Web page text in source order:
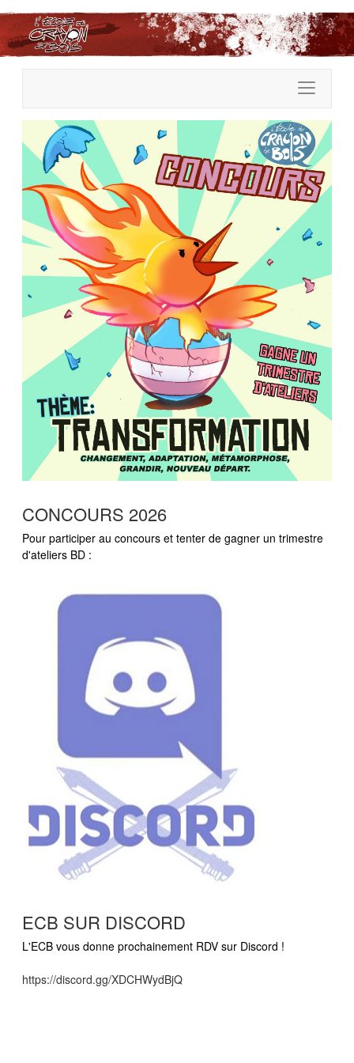
CONCOURS 2026
Pour participer au concours et tenter de gagner un trimestre
d'ateliers BD :
ECB SUR DISCORD
L'ECB vous donne prochainement RDV sur Discord !
https://discord.gg/XDCHWydBjQ